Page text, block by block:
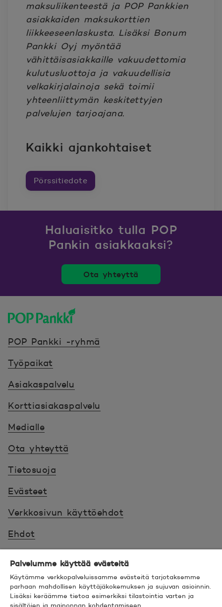
maksuliikenteestä ja POP Pankkien
asiakkaiden maksukorttien
liikkeeseenlaskusta. Lisäksi Bonum
Pankki Oyj myöntää
vähittäisasiakkaille vakuudettomia
kulutusluottoja ja vakuudellisia
velkakirjalainoja sekä toimii
yhteenliittymän keskitettyjen
palvelujen tarjoajana.
Kaikki ajankohtaiset
Pörssitiedote
Haluaisitko tulla POP
Pankin asiakkaaksi?
Ota yhteyttä
POP Pankki -ryhmä
Työpaikat
Asiakaspalvelu
Korttiasiakaspalvelu
Medialle
Ota yhteyttä
Tietosuoja
Evästeet
Verkkosivun käyttöehdot
Ehdot
Saavutettavuus
Hyödyllistä tietää
Palvelumme käyttää evästeitä
Käytämme verkkopalveluissamme evästeitä tarjotaksemme
parhaan mahdollisen käyttäjäkokemuksen ja sujuvan asioinnin.
Lisäksi keräämme tietoa esimerkiksi tilastointia varten ja
sisältöjen ja mainonnan kohdentamiseen.